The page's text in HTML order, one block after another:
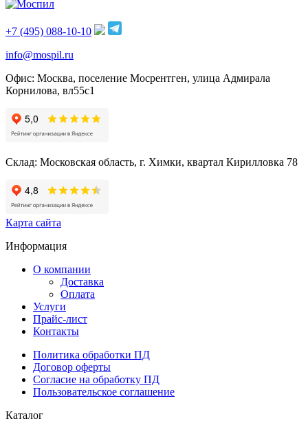
+7 (495) 088-10-10
info@mospil.ru
Офис: Москва, поселение Мосрентген, улица Адмирала
Корнилова, вл55с1
Склад: Московская область, г. Химки, квартал Кирилловка 78
Карта сайта
Информация
О компании
Доставка
Оплата
Услуги
Прайс-лист
Контакты
Политика обработки ПД
Договор оферты
Согласие на обработку ПД
Пользовательское соглашение
Каталог